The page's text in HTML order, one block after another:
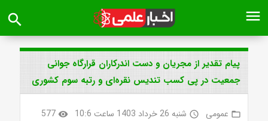
menu
search
پیام تقدیر از مجریان و دست اندرکاران قرارگاه جوانی
جمعیت در پی کسب تندیس نقره‌ای و رتبه سوم کشوری
folder_open عمومی access_time شنبه 26 خرداد 1403 ساعت 10:6 visibility
577